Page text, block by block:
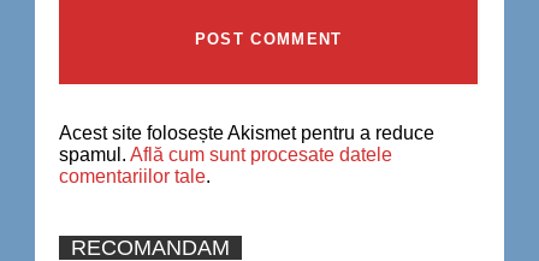
Acest site folosește Akismet pentru a reduce
spamul. Află cum sunt procesate datele
comentariilor tale.
RECOMANDAM